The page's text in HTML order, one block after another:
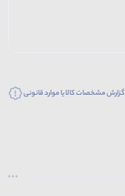
گزارش مشخصات کالا یا موارد قانونی